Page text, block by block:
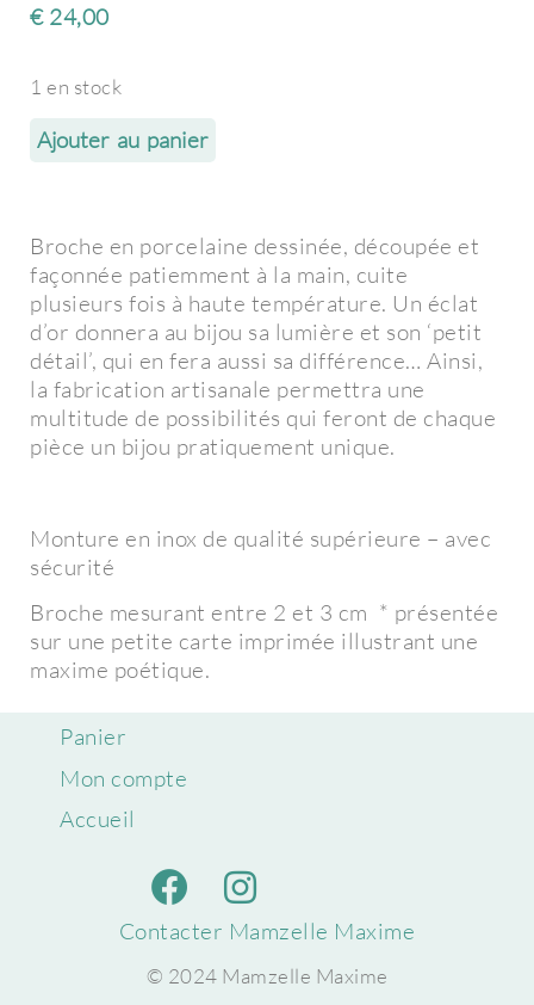
€24,00
1 en stock
Ajouter au panier
Broche en porcelaine dessinée, découpée et
façonnée patiemment à la main, cuite
plusieurs fois à haute température. Un éclat
d’or donnera au bijou sa lumière et son ‘petit
détail’, qui en fera aussi sa différence… Ainsi,
la fabrication artisanale permettra une
multitude de possibilités qui feront de chaque
pièce un bijou pratiquement unique.
Monture en inox de qualité supérieure – avec
sécurité
Broche mesurant entre 2 et 3 cm * présentée
sur une petite carte imprimée illustrant une
maxime poétique.
Panier
Mon compte
Accueil
Contacter Mamzelle Maxime
© 2024 Mamzelle Maxime